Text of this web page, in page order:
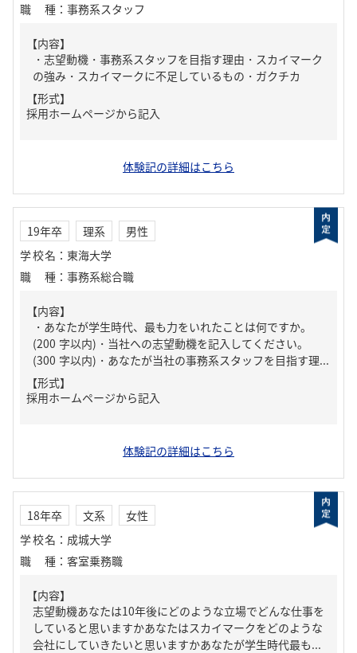
職種 ： 事務系スタッフ
【内容】
・志望動機・事務系スタッフを目指す理由・スカイマーク
の強み・スカイマークに不足しているもの・ガクチカ
【形式】
採用ホームページから記入
体験記の詳細はこちら
19年卒 理系
男性
学校名 ： 東海大学
職種 ： 事務系総合職
【内容】
・あなたが学生時代、最も力をいれたことは何ですか。
(200 字以内)・当社への志望動機を記入してください。
(300 字以内)・あなたが当社の事務系スタッフを目指す理...
【形式】
採用ホームページから記入
体験記の詳細はこちら
18年卒 文系
女性
学校名 ： 成城大学
職種 ： 客室乗務職
【内容】
志望動機あなたは10年後にどのような立場でどんな仕事を
していると思いますかあなたはスカイマークをどのような
会社にしていきたいと思いますかあなたが学生時代最も...